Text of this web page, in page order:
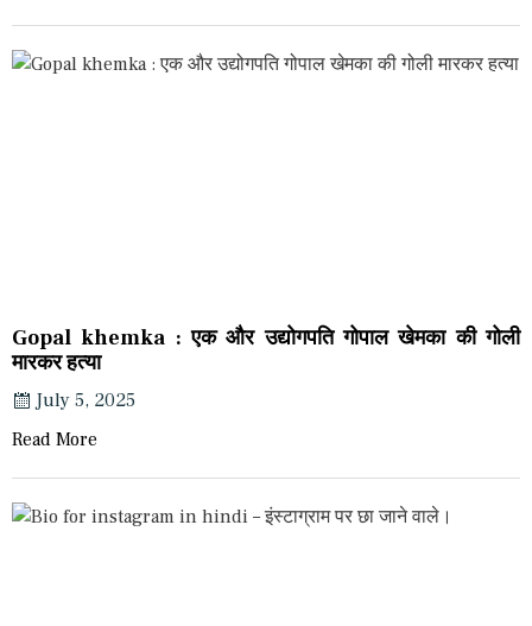
Gopal khemka : एक और उद्योगपति गोपाल खेमका की गोली
मारकर हत्या
July 5, 2025
Read More